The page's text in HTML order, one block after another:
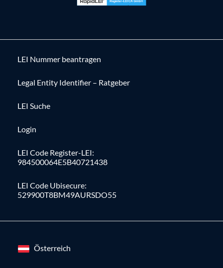
LEI Nummer beantragen
Legal Entity Identifier – Ratgeber
LEI Suche
Login
LEI Code Register-LEI:
984500064E5B40721438
LEI Code Ubisecure:
529900T8BM49AURSDO55
Österreich